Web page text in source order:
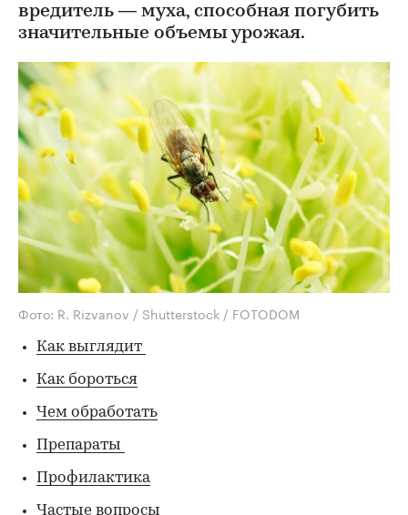
вредитель — муха, способная погубить
значительные объемы урожая.
Фото: R. Rizvanov / Shutterstock / FOTODOM
Как выглядит
Как бороться
Чем обработать
Препараты
Профилактика
Частые вопросы